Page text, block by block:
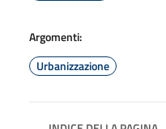
Argomenti:
Urbanizzazione